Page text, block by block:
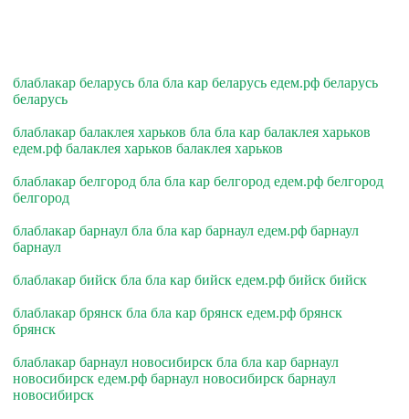
блаблакар беларусь бла бла кар беларусь едем.рф беларусь
беларусь
блаблакар балаклея харьков бла бла кар балаклея харьков
едем.рф балаклея харьков балаклея харьков
блаблакар белгород бла бла кар белгород едем.рф белгород
белгород
блаблакар барнаул бла бла кар барнаул едем.рф барнаул
барнаул
блаблакар бийск бла бла кар бийск едем.рф бийск бийск
блаблакар брянск бла бла кар брянск едем.рф брянск
брянск
блаблакар барнаул новосибирск бла бла кар барнаул
новосибирск едем.рф барнаул новосибирск барнаул
новосибирск